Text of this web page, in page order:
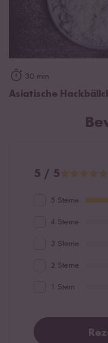
30 min
Asiatische
5 / 5
5 Sterne
4 Sterne
3 Sterne
2 Sterne
1 Stern